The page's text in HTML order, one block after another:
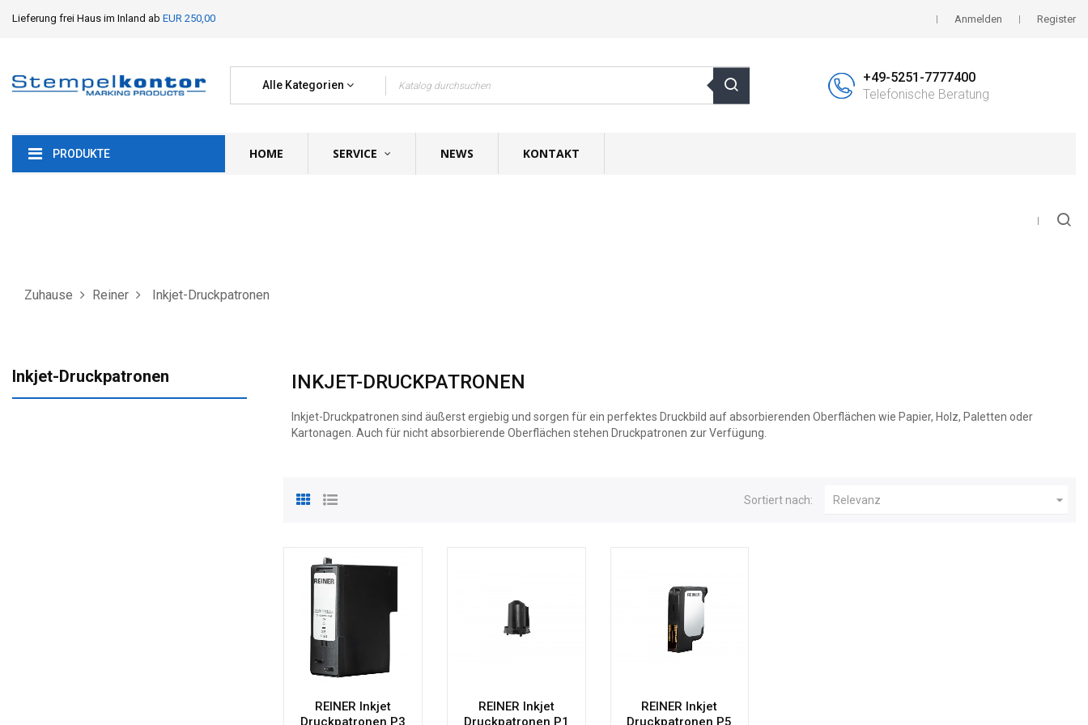
Lieferung frei Haus im Inland ab EUR 250,00 Anmelden Register
Alle Kategorien
+49-5251-7777400
Telefonische Beratung
PRODUKTE HOME SERVICE NEWS KONTAKT
Zuhause Reiner Inkjet-Druckpatronen
Inkjet-Druckpatronen INKJET-DRUCKPATRONEN
Inkjet-Druckpatronen sind äußerst ergiebig und sorgen für ein perfektes Druckbild auf absorbierenden Oberflächen wie Papier, Holz, Paletten oder
Kartonagen. Auch für nicht absorbierende Oberflächen stehen Druckpatronen zur Verfügung.
Sortiert nach: Relevanz 
REINER Inkjet
Druckpatronen P3
REINER Inkjet
Druckpatronen P1
REINER Inkjet
Druckpatronen P5